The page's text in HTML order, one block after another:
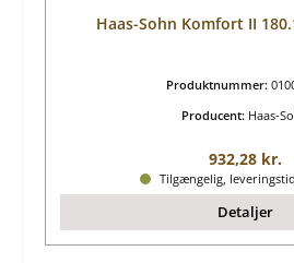
Haas-Sohn Komfort II
Produktnummer:
Producent: Haas-
Almindelig
932,28 kr.
Tilgængelig,
Detaljer